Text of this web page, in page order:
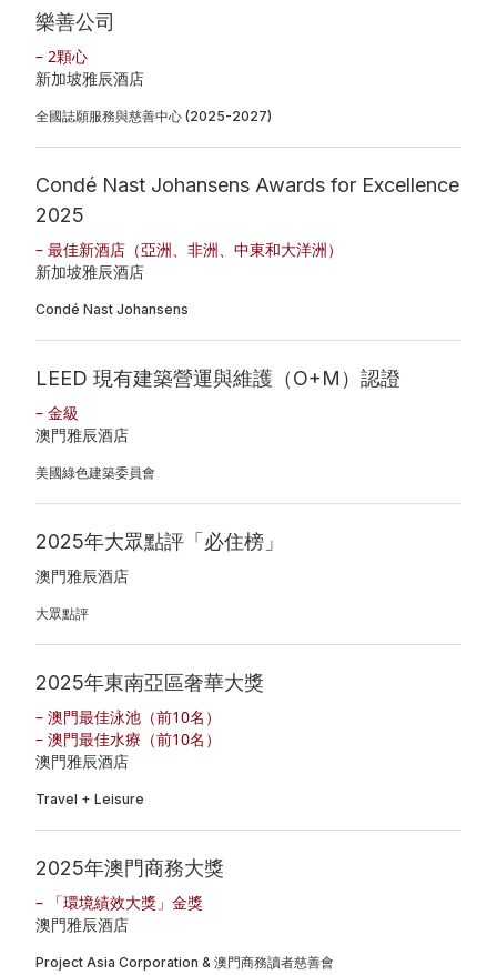
樂善公司
– 2顆心
新加坡雅辰酒店
全國誌願服務與慈善中心 (2025-2027)
Condé Nast Johansens Awards for Excellence
2025
– 最佳新酒店（亞洲、非洲、中東和大洋洲）
新加坡雅辰酒店
Condé Nast Johansens
LEED 現有建築營運與維護（O+M）認證
– 金級
澳門雅辰酒店
美國綠色建築委員會
2025年大眾點評「必住榜」
澳門雅辰酒店
大眾點評
2025年東南亞區奢華大獎
– 澳門最佳泳池（前10名）
– 澳門最佳水療（前10名）
澳門雅辰酒店
Travel + Leisure
2025年澳門商務大獎
– 「環境績效大獎」金獎
澳門雅辰酒店
Project Asia Corporation & 澳門商務讀者慈善會